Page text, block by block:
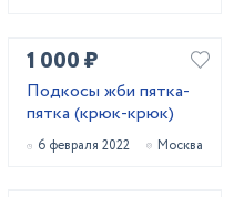
1 000 ₽
Подкосы жби пятка-
пятка (крюк-крюк)
6 февраля 2022 Москва